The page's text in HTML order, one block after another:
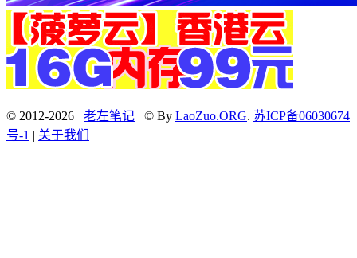
© 2012-2026 老左笔记 © By LaoZuo.ORG. 苏ICP备06030674
号-1 | 关于我们